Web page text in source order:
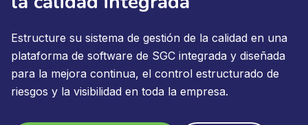
Estructure su sistema de gestión de la calidad en una
plataforma de software de SGC integrada y diseñada
para la mejora continua, el control estructurado de
riesgos y la visibilidad en toda la empresa.